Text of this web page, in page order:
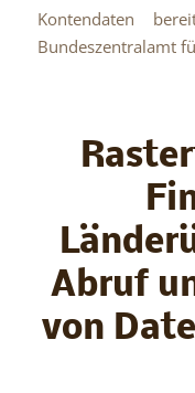
Kontendaten
Bundeszentralamt
Abruf
von